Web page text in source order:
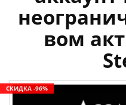
вом
СКИДКА -96%